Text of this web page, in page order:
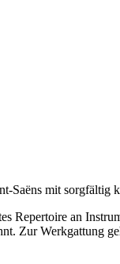
mit sorgfältig
Repertoire an
Zur Werkgattung